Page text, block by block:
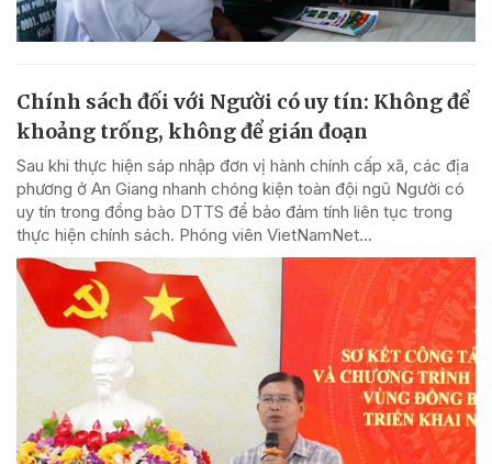
Chính sách đối với Người có uy tín: Không để
khoảng trống, không để gián đoạn
Sau khi thực hiện sáp nhập đơn vị hành chính cấp xã, các địa
phương ở An Giang nhanh chóng kiện toàn đội ngũ Người có
uy tín trong đồng bào DTTS để bảo đảm tính liên tục trong
thực hiện chính sách. Phóng viên VietNamNet...